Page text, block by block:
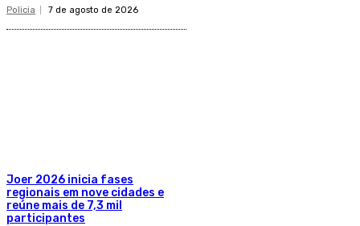
Policia 7 de agosto de 2026
Joer 2026 inicia fases
regionais em nove cidades e
reúne mais de 7,3 mil
participantes